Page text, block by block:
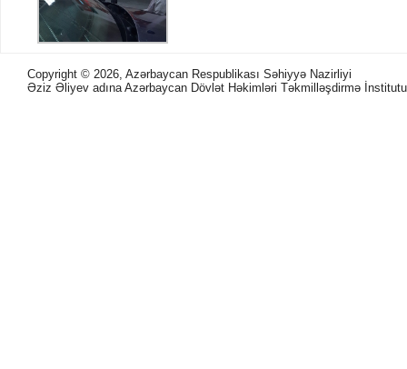
Copyright © 2026, Azərbaycan Respublikası Səhiyyə Nazirliyi
Əziz Əliyev adına Azərbaycan Dövlət Həkimləri Təkmilləşdirmə İnstitutu